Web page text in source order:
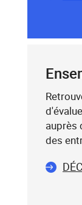
un
clé
:
75019),
le
la
auprès
des